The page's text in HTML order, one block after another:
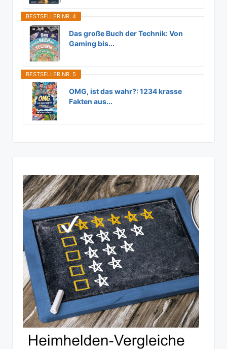
BESTSELLER NR. 4
Das große Buch der Technik: Von
Gaming bis...
BESTSELLER NR. 5
OMG, ist das wahr?: 1234 krasse
Fakten aus...